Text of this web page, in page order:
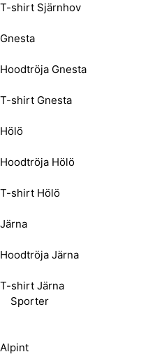
T-shirt Sjärnhov
Gnesta
Hoodtröja Gnesta
T-shirt Gnesta
Hölö
Hoodtröja Hölö
T-shirt Hölö
Järna
Hoodtröja Järna
T-shirt Järna
Sporter
Alpint